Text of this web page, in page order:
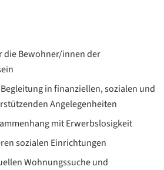
die Bewohner/innen der
in finanziellen, sozialen und
Angelegenheiten
mit Erwerbslosigkeit
sozialen Einrichtungen
Wohnungssuche und